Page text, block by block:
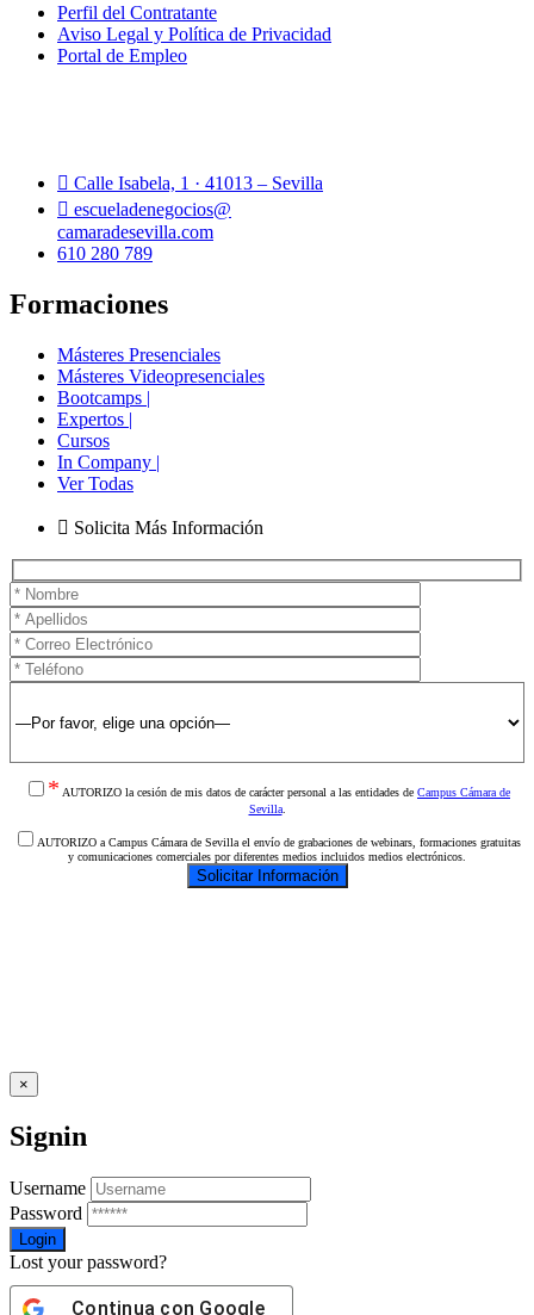
Perfil del Contratante
Aviso Legal y Política de Privacidad
Portal de Empleo
Calle Isabela, 1 · 41013 – Sevilla
escueladenegocios@
camaradesevilla.com
610 280 789
Formaciones
Másteres Presenciales
Másteres Videopresenciales
Bootcamps |
Expertos |
Cursos
In Company |
Ver Todas
Solicita Más Información
* AUTORIZO la cesión de mis datos de carácter personal a las entidades de Campus Cámara de
Sevilla.
AUTORIZO a Campus Cámara de Sevilla el envío de grabaciones de webinars, formaciones gratuitas
y comunicaciones comerciales por diferentes medios incluidos medios electrónicos.
×
Signin
Username
Password
Lost your password?
Continua con Google